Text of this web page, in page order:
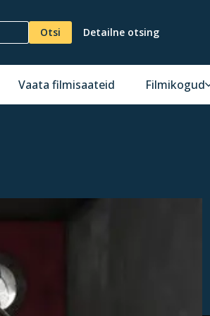
Otsi Detailne otsing
Vaata filmisaateid Filmikogud